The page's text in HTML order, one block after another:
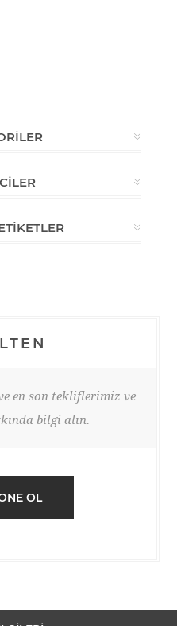
en son tekliflerimiz ve
bilgi alın.
OL